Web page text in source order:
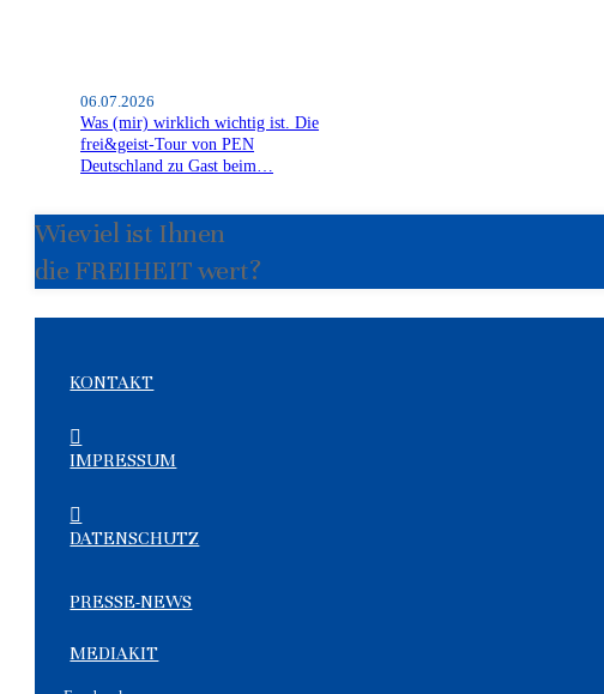
06.07.2026
Was (mir) wirklich wichtig ist. Die
frei&geist-Tour von PEN
Deutschland zu Gast beim…
Wieviel ist Ihnen
die FREIHEIT wert?
KONTAKT
IMPRESSUM
DATENSCHUTZ
PRESSE-NEWS
MEDIAKIT